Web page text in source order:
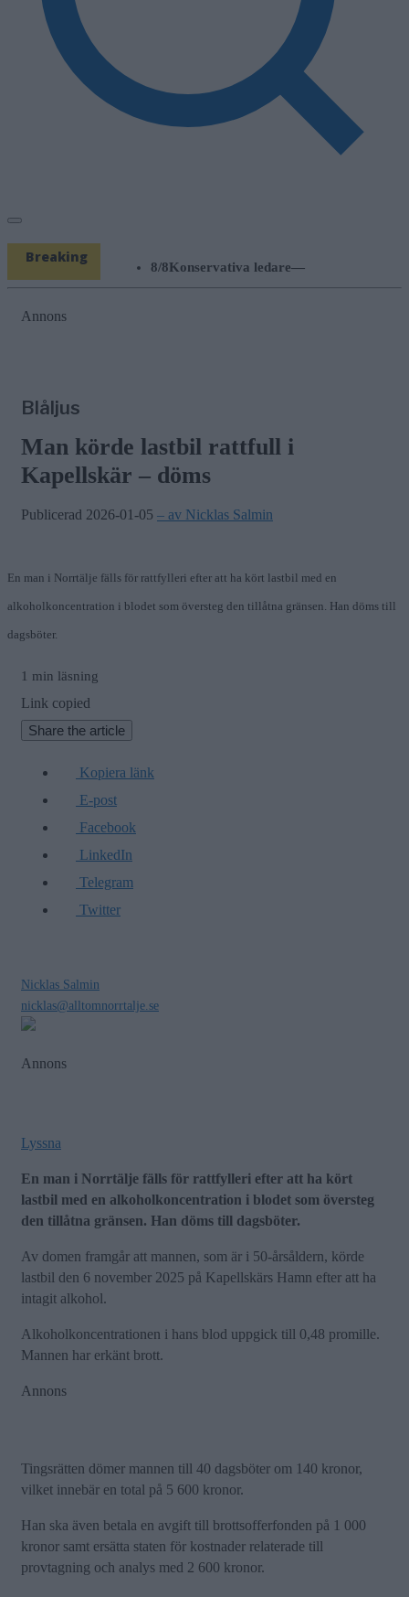
Breaking
News
8/8Konservativa ledare—
Miljöpartiets höjda drivmedelspriser är
7/8Ledare—
Bältros kan innebära livslångt lidande
för den som drabbas
Träd i körfältet på väg 276 – stor
Annons
Blåljus
Man körde lastbil rattfull i
Kapellskär – döms
Publicerad 2026-01-05 – av Nicklas Salmin
En man i Norrtälje fälls för rattfylleri efter att ha kört lastbil med en
alkoholkoncentration i blodet som översteg den tillåtna gränsen. Han döms till
dagsböter.
1 min läsning
Link copied
Share the article
Kopiera länk
E-post
Facebook
LinkedIn
Telegram
Twitter
Nicklas Salmin
nicklas@alltomnorrtalje.se
Annons
Lyssna
En man i Norrtälje fälls för rattfylleri efter att ha kört
lastbil med en alkoholkoncentration i blodet som översteg
den tillåtna gränsen. Han döms till dagsböter.
Av domen framgår att mannen, som är i 50-årsåldern, körde
lastbil den 6 november 2025 på Kapellskärs Hamn efter att ha
intagit alkohol.
Alkoholkoncentrationen i hans blod uppgick till 0,48 promille.
Mannen har erkänt brott.
Annons
Tingsrätten dömer mannen till 40 dagsböter om 140 kronor,
vilket innebär en total på 5 600 kronor.
Han ska även betala en avgift till brottsofferfonden på 1 000
kronor samt ersätta staten för kostnader relaterade till
provtagning och analys med 2 600 kronor.